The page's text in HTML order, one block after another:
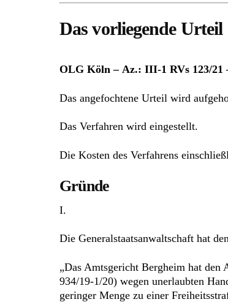
Das vorliegende Urteil
OLG Köln – Az.: III-1 RVs 123/21
Das angefochtene Urteil wird
Das Verfahren wird eingestellt.
Die Kosten des Verfahrens
Gründe
I.
Die Generalstaatsanwaltschaft hat
„Das Amtsgericht Bergheim hat den
934/19-1/20) wegen unerlaubten
geringer Menge zu einer